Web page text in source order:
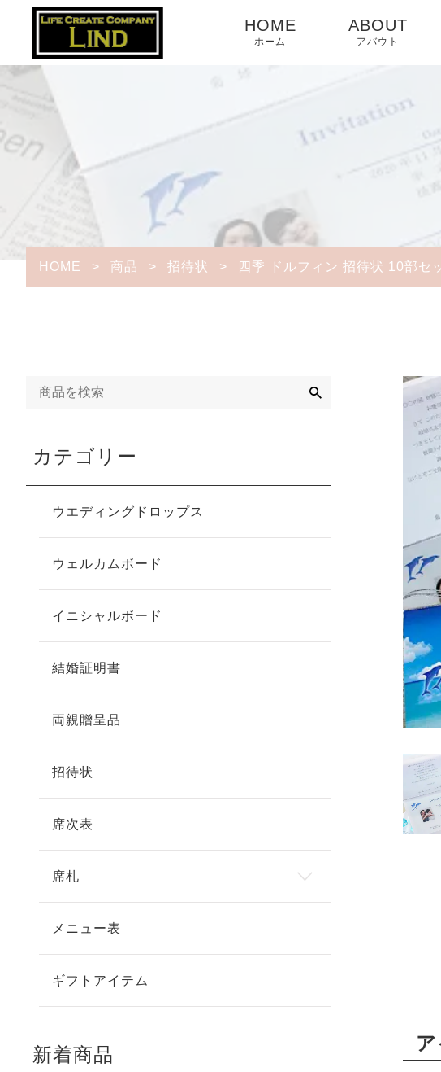
HOME
ホーム
ABOUT
アバウト
HOME > 商品 > 招待状 > 四季 ドルフィン 招待状 10部セ
カテゴリー
ウエディングドロップス
ウェルカムボード
イニシャルボード
結婚証明書
両親贈呈品
招待状
席次表
席札
メニュー表
ギフトアイテム
新着商品